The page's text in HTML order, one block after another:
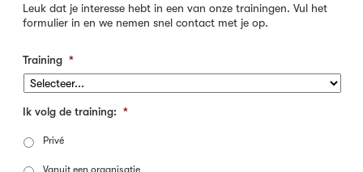
Leuk dat je interesse hebt in een van onze trainingen. Vul het
formulier in en we nemen snel contact met je op.
Training *
Ik volg de training: *
Privé
Vanuit een organisatie